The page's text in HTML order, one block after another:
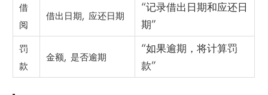
借
阅
借出日期, 应还日期
“记录借出日期和应还日
期”
罚
款
金额, 是否逾期
“如果逾期，将计算罚
款”